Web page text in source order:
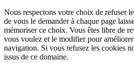
Nous respectons votre choix de refuser
de vous le demander à chaque page
mémoriser ce choix. Vous êtes libre de
vous voulez et le modifier pour
navigation. Si vous refusez les cookies
issus de ce domaine.